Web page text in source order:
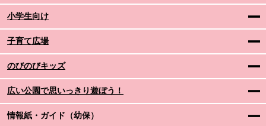
小学生向け
子育て広場
のびのびキッズ
広い公園で思いっきり遊ぼう！
情報紙・ガイド（幼保）